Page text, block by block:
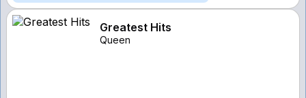
Greatest Hits
Queen